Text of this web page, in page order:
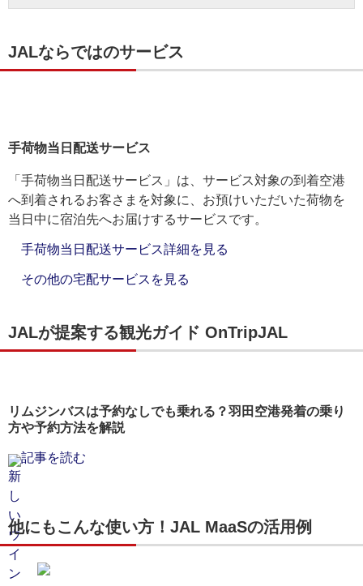
JALならではのサービス
手荷物当日配送サービス
「手荷物当日配送サービス」は、サービス対象の到着空港
へ到着されるお客さまを対象に、お預けいただいた荷物を
当日中に宿泊先へお届けするサービスです。
手荷物当日配送サービス詳細を見る
その他の宅配サービスを見る
JALが提案する観光ガイド OnTripJAL
リムジンバスは予約なしでも乗れる？羽田空港発着の乗り
方や予約方法を解説
記事を読む
他にもこんな使い方！JAL MaaSの活用例